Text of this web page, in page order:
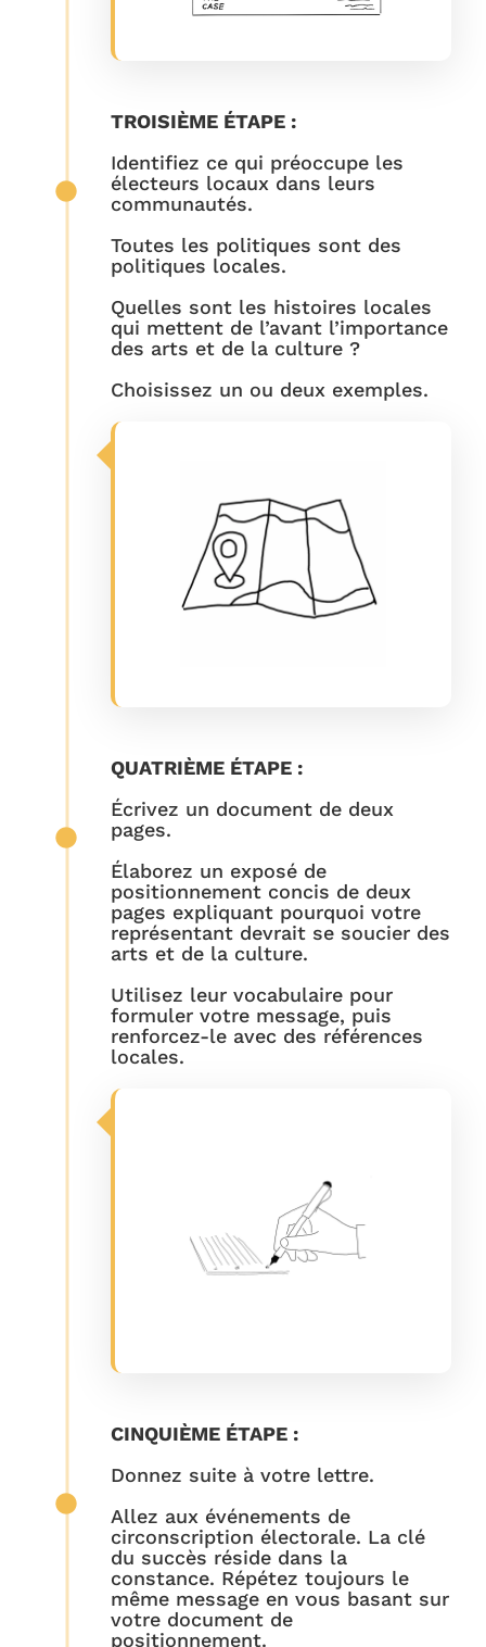
TROISIÈME ÉTAPE :
Identifiez ce qui préoccupe les
électeurs locaux dans leurs
communautés.
Toutes les politiques sont des
politiques locales.
Quelles sont les histoires locales
qui mettent de l’avant l’importance
des arts et de la culture ?
Choisissez un ou deux exemples.
QUATRIÈME ÉTAPE :
Écrivez un document de deux
pages.
Élaborez un exposé de
positionnement concis de deux
pages expliquant pourquoi votre
représentant devrait se soucier des
arts et de la culture.
Utilisez leur vocabulaire pour
formuler votre message, puis
renforcez-le avec des références
locales.
CINQUIÈME ÉTAPE :
Donnez suite à votre lettre.
Allez aux événements de
circonscription électorale. La clé
du succès réside dans la
constance. Répétez toujours le
même message en vous basant sur
votre document de
positionnement.